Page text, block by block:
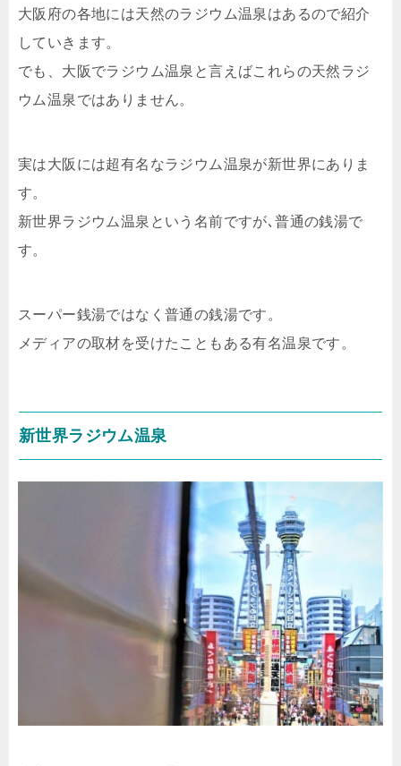
大阪府の各地には天然のラジウム温泉はあるので紹介
していきます。
でも、大阪でラジウム温泉と言えばこれらの天然ラジ
ウム温泉ではありません。
実は大阪には超有名なラジウム温泉が新世界にありま
す。
新世界ラジウム温泉という名前ですが､普通の銭湯で
す。
スーパー銭湯ではなく普通の銭湯です。
メディアの取材を受けたこともある有名温泉です。
新世界ラジウム温泉